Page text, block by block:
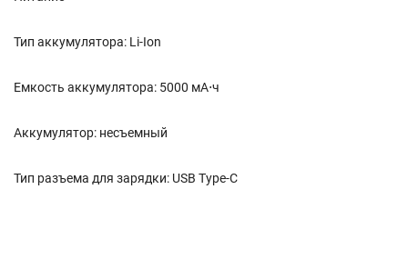
Тип аккумулятора: Li-Ion
Емкость аккумулятора: 5000 мА⋅ч
Аккумулятор: несъемный
Тип разъема для зарядки: USB Type-C